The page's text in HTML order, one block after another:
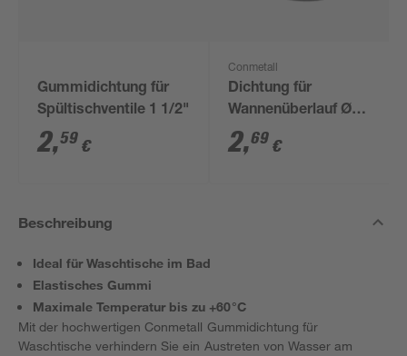
Gummidichtung für
Spültischventile 1 1/2"
2,59 €
Conmetall
Dichtung für
Wannenüberlauf Ø
53/75 mm
2,69 €
Beschreibung
Ideal für Waschtische im Bad
Elastisches Gummi
Maximale Temperatur bis zu +60°C
Mit der hochwertigen Conmetall Gummidichtung für
Waschtische verhindern Sie ein Austreten von Wasser am